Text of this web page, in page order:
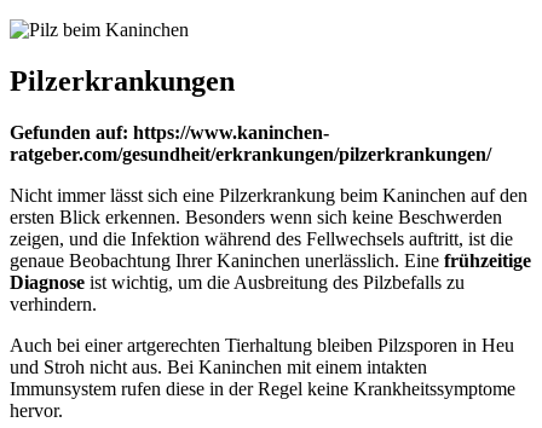
Pilzerkrankungen
Gefunden auf: https://www.kaninchen-
ratgeber.com/gesundheit/erkrankungen/pilzerkrankungen/
Nicht immer lässt sich eine Pilzerkrankung beim Kaninchen auf den
ersten Blick erkennen. Besonders wenn sich keine Beschwerden
zeigen, und die Infektion während des Fellwechsels auftritt, ist die
genaue Beobachtung Ihrer Kaninchen unerlässlich. Eine frühzeitige
Diagnose ist wichtig, um die Ausbreitung des Pilzbefalls zu
verhindern.
Auch bei einer artgerechten Tierhaltung bleiben Pilzsporen in Heu
und Stroh nicht aus. Bei Kaninchen mit einem intakten
Immunsystem rufen diese in der Regel keine Krankheitssymptome
hervor.